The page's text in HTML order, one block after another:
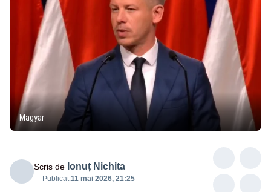
Magyar
Scris de Ionuț Nichita
Publicat:11 mai 2026, 21:25